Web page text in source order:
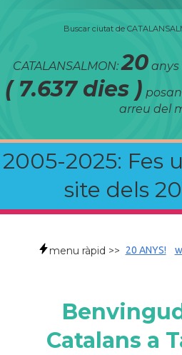
Buscar ciutat de
CATALANSALMON:20 anys
( 7.637 dies )
arreu del
2005-2025: Fes
site dels
menu ràpid >> 20 ANYS!
Catalans a